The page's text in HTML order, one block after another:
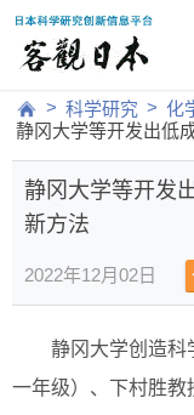
> 科学研究 > 化
静冈大学等开发出低
静冈大学等开发
新方法
2022年12月02日
静冈大学创造科
一年级）、下村胜教